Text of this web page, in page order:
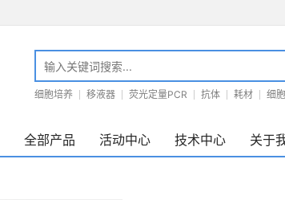
细胞培养 移液器 荧光定量PCR 抗体 耗材 细
全部产品 活动中心 技术中心 关于